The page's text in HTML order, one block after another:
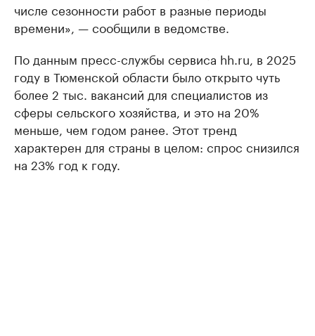
числе сезонности работ в разные периоды
времени», — сообщили в ведомстве.
По данным пресс-службы сервиса hh.ru, в 2025
году в Тюменской области было открыто чуть
более 2 тыс. вакансий для специалистов из
сферы сельского хозяйства, и это на 20%
меньше, чем годом ранее. Этот тренд
характерен для страны в целом: спрос снизился
на 23% год к году.